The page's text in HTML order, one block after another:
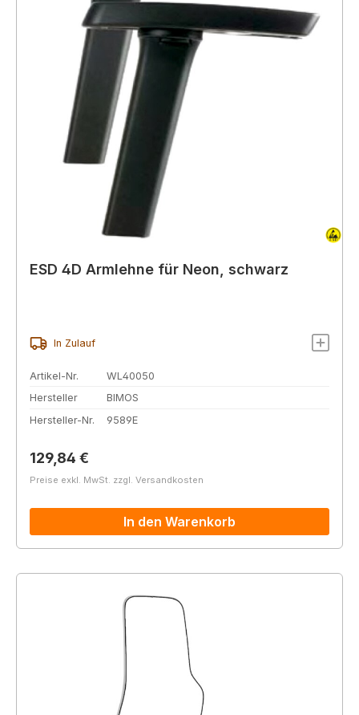
ESD 4D Armlehne für Neon, schwarz
In Zulauf
Artikel-Nr.
WL40050
Hersteller
BIMOS
Hersteller-Nr.
9589E
Regulärer Preis:
129,84 €
Preise exkl. MwSt. zzgl. Versandkosten
In den Warenkorb